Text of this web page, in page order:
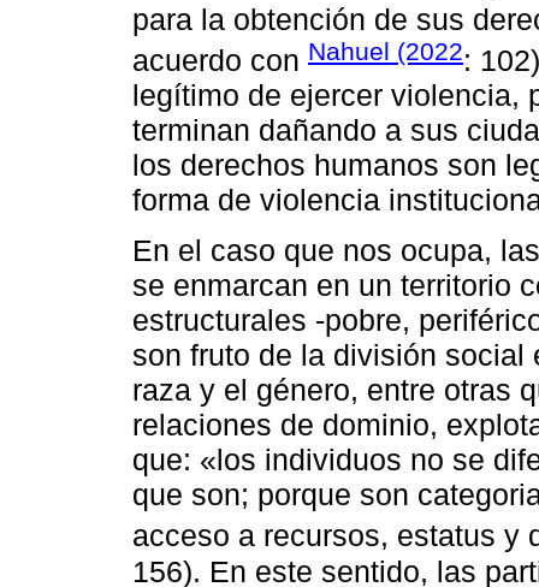
para la obtención de sus
acuerdo con Nahuel (2022:
legítimo de ejercer violencia,
terminan dañando a sus
los derechos humanos son
forma de violencia
En el caso que nos ocupa,
se enmarcan en un territorio
estructurales -pobre,
son fruto de la división
raza y el género, entre otras
relaciones de dominio,
que: «los individuos no se
que son; porque son
acceso a recursos, estatus y
156). En este sentido, las